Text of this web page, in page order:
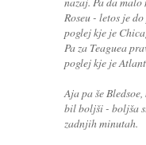
Roseu - letos je
poglej kje je
Pa za Teaguea
poglej kje je
Aja pa še
bil boljši - boljša
zadnjih minutah.